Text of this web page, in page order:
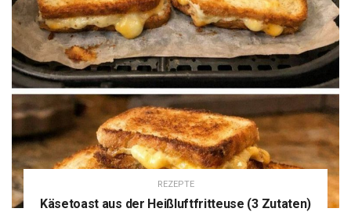
REZEPTE
Käsetoast aus der Heißluftfritteuse (3 Zutaten)